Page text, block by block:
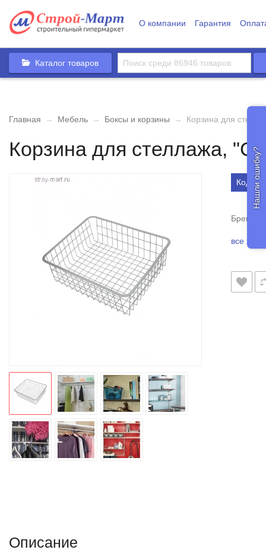
О компании Гарантия
Каталог товаров
Главная → Мебель → Боксы и корзины → Корзина для
Корзина для стеллажа,
Код
Бренд
все
Описание
Нашли ошибку?